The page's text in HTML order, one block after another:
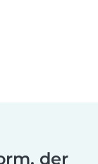
der